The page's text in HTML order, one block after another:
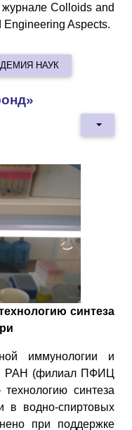
Colloids and
Aspects.
НАУК
синтеза
иммунологии и
РАН (филиал ПФИЦ
синтеза
в водно-спиртовых
при поддержке